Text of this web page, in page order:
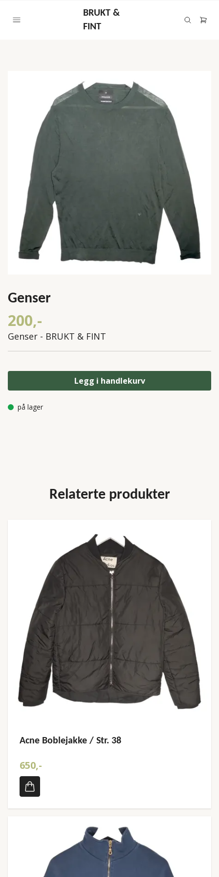
BRUKT &
FINT
Genser
200,-
Genser - BRUKT & FINT
Legg i handlekurv
på lager
Relaterte produkter
Acne Boblejakke / Str. 38
650,-